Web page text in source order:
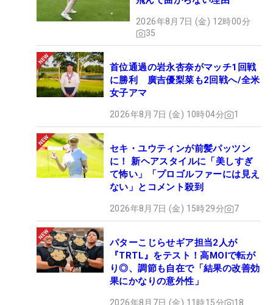
2026年8月7日 (金) 12時00分
35
首位通過の岩永杏奈がマッチ1回戦
に勝利 廣吉優梨菜も2回戦へ/全米
女子アマ
2026年8月7日 (金) 10時04分 1
セキ・ユウティンが前髪パッツン
に！ 新ヘアスタイルに「美しすぎ
て怖い」「プロゴルファーには見え
ない」とコメント殺到
2026年8月7日 (金) 15時29分 7
パターこじらせギア担当2人が
『TRTL』をテスト！高MOIで転が
り◎、調節も自在で「結果の改善効
果にかなりの意外性」
2026年8月7日 (金) 11時15分 18